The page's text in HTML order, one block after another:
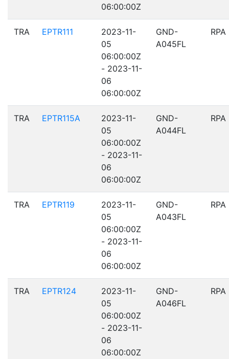
06:00:00Z
TRA EPTR111
2023-11-
05
06:00:00Z
- 2023-11-
06
06:00:00Z
GND-
A045FL
RPA
TRA EPTR115A
2023-11-
05
06:00:00Z
- 2023-11-
06
06:00:00Z
GND-
A044FL
RPA
TRA EPTR119
2023-11-
05
06:00:00Z
- 2023-11-
06
06:00:00Z
GND-
A043FL
RPA
TRA EPTR124
2023-11-
05
06:00:00Z
- 2023-11-
06
06:00:00Z
GND-
A046FL
RPA